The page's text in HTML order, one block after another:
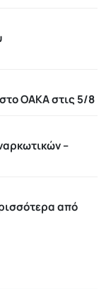
ΟΑΚΑ στις 5/8
–
από